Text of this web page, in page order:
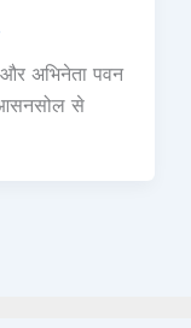
अभिनेता पवन
से